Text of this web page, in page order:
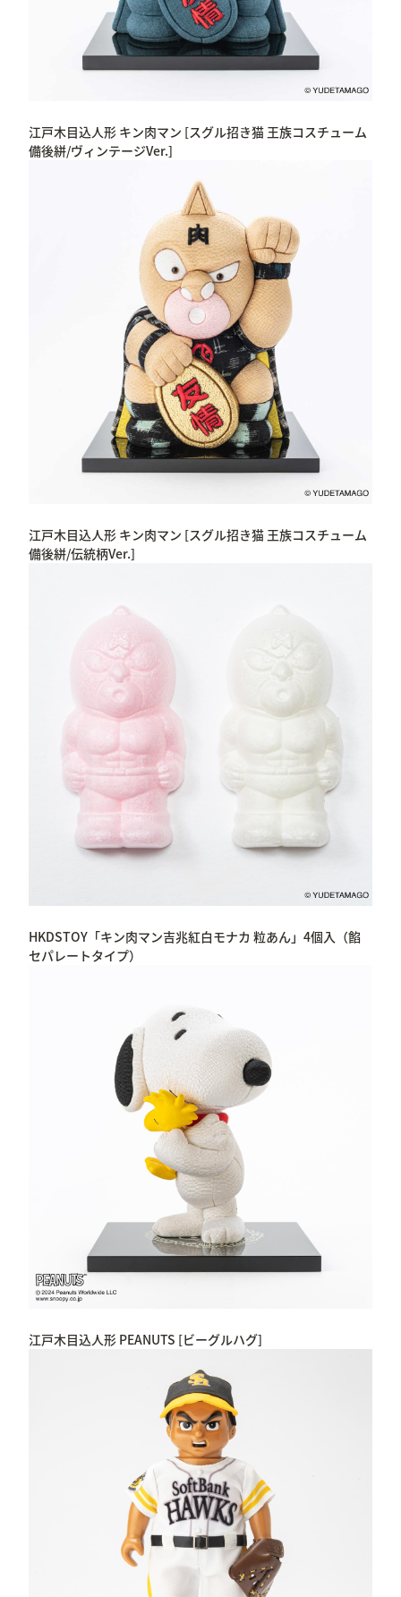
江戸木目込人形 キン肉マン [スグル招き猫 王族コスチューム
備後絣/ヴィンテージVer.]
江戸木目込人形 キン肉マン [スグル招き猫 王族コスチューム
備後絣/伝統柄Ver.]
HKDSTOY「キン肉マン吉兆紅白モナカ 粒あん」4個入（餡
セパレートタイプ）
江戸木目込人形 PEANUTS [ビーグルハグ]